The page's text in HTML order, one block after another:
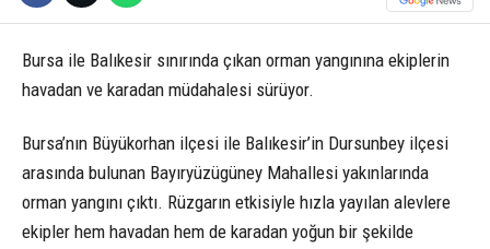
Bursa ile Balıkesir sınırında çıkan orman yangınına ekiplerin
havadan ve karadan müdahalesi sürüyor.
Bursa’nın Büyükorhan ilçesi ile Balıkesir’in Dursunbey ilçesi
arasında bulunan Bayıryüzügüney Mahallesi yakınlarında
orman yangını çıktı. Rüzgarın etkisiyle hızla yayılan alevlere
ekipler hem havadan hem de karadan yoğun bir şekilde